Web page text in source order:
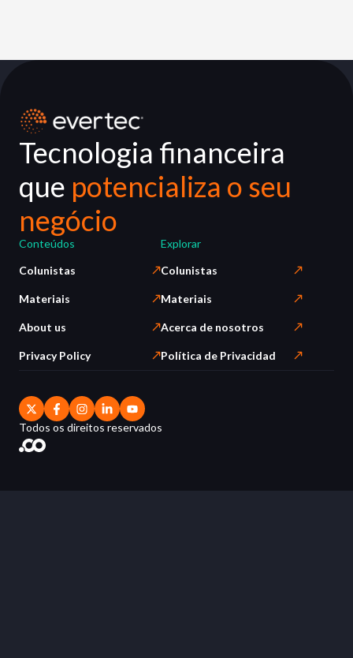
Tecnologia financeira
que potencializa o seu
negócio
Conteúdos
Colunistas
Materiais
About us
Privacy Policy
Explorar
Colunistas
Materiais
Acerca de nosotros
Política de Privacidad
Todos os direitos reservados